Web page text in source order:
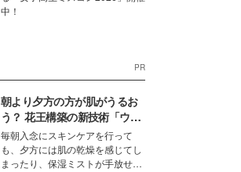
中！
PR
朝より夕方の方が肌がうるお
う？ 花王構築の新技術「ウォ
ーターキャプチャリングスキ
ン（捕水肌）」がスキンケア
の常識を変える予感
毎朝入念にスキンケアを行って
も、夕方には肌の乾燥を感じてし
まったり、保湿ミストが手放せな